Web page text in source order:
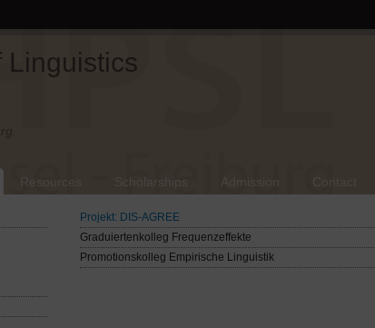
Linguistics
Projekt: DIS-AGREE
Graduiertenkolleg Frequenzeffekte
Promotionskolleg Empirische Linguistik